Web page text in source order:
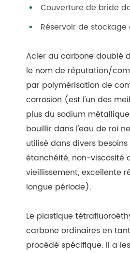
Couverture de bride
Réservoir de stockage
Acier au carbone doublé
le nom de réputation/
par polymérisation de
corrosion (est l'un des
plus du sodium
bouillir dans l'eau de roi
utilisé dans divers
étanchéité, non-viscosité
vieillissement, excellente
longue période).
Le plastique
carbone ordinaires en
procédé spécifique. Il a